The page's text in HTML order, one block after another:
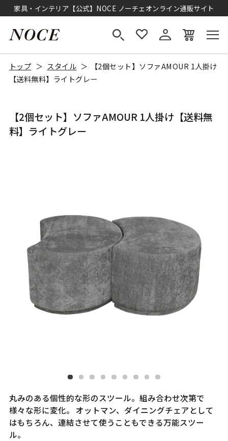
家具・インテリア【公式】NOCE ノーチェオンライン通販サイト
トップ スタイル
【2個セット】ソファAMOUR 1人掛け
【送料無料】ライトグレー
【2個セット】ソファAMOUR 1人掛け【送料無
料】ライトグレー
丸みのある個性的な形のスツール。組み合わせ次第で
様々な形に変化。 オットマン、ダイニングチェアとして
はもちろん、連結させて使うこともできる万能スツー
ル。